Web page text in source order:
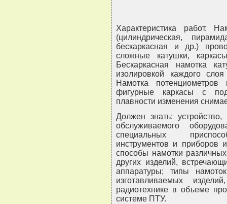
Характеристика работ.
(цилиндрическая,
бескаркасная и др.)
сложные катушки,
Бескаркасная намотка
изолировкой каждого
Намотка
фигурные каркасы с
плавности изменения
Должен знать:
обслуживаемого
специальных
инструментов и приборов
способы намотки
других изделий,
аппаратуры; типы
изготавливаемых
радиотехнике в объеме
системе ПТУ.